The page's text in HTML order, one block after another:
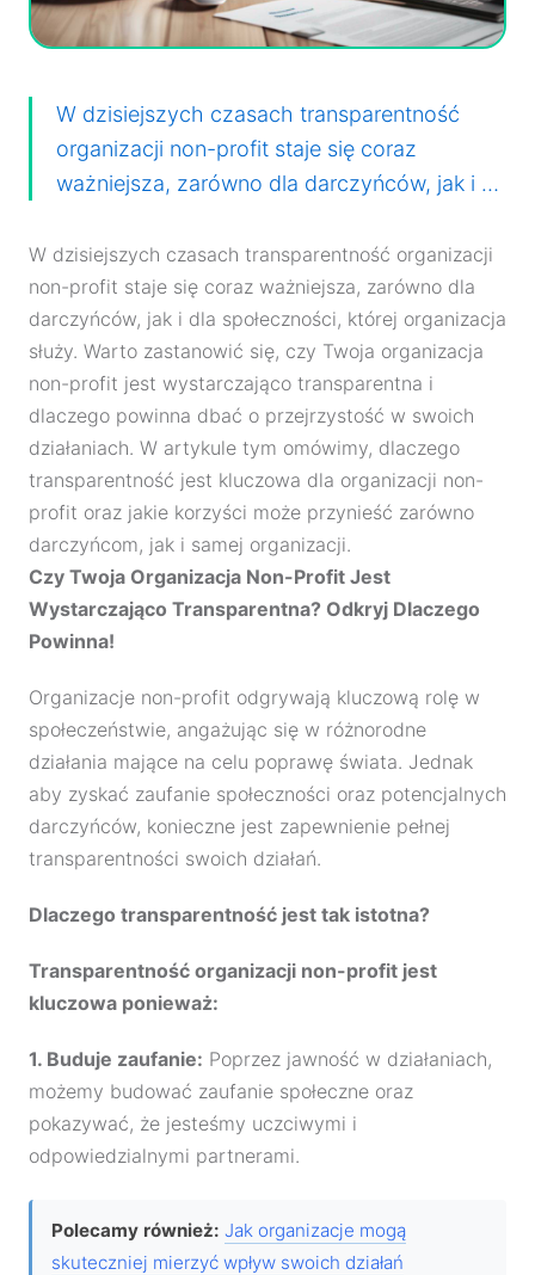
W dzisiejszych czasach transparentność
organizacji non-profit staje się coraz
ważniejsza, zarówno dla darczyńców, jak i …
W dzisiejszych czasach transparentność organizacji
non-profit staje się coraz ważniejsza, zarówno dla
darczyńców, jak i dla społeczności, której organizacja
służy. Warto zastanowić się, czy Twoja organizacja
non-profit jest wystarczająco transparentna i
dlaczego powinna dbać o przejrzystość w swoich
działaniach. W artykule tym omówimy, dlaczego
transparentność jest kluczowa dla organizacji non-
profit oraz jakie korzyści może przynieść zarówno
darczyńcom, jak i samej organizacji.
Czy Twoja Organizacja Non-Profit Jest
Wystarczająco Transparentna? Odkryj Dlaczego
Powinna!
Organizacje non-profit odgrywają kluczową rolę w
społeczeństwie, angażując się w różnorodne
działania mające na celu poprawę świata. Jednak
aby zyskać zaufanie społeczności oraz potencjalnych
darczyńców, konieczne jest zapewnienie pełnej
transparentności swoich działań.
Dlaczego transparentność jest tak istotna?
Transparentność organizacji non-profit jest
kluczowa ponieważ:
1. Buduje zaufanie: Poprzez jawność w działaniach,
możemy budować zaufanie społeczne oraz
pokazywać, że jesteśmy uczciwymi i
odpowiedzialnymi partnerami.
Polecamy również: Jak organizacje mogą
skuteczniej mierzyć wpływ swoich działań